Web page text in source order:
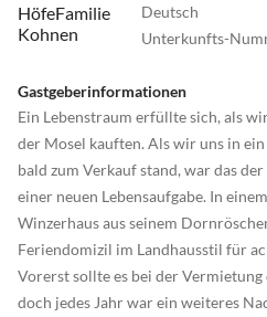
Deutsch
Unterkunfts-
Gastgeberinformationen
Ein Lebenstraum erfüllte sich, als
der Mosel kauften. Als wir uns in
bald zum Verkauf stand, war das
einer neuen Lebensaufgabe. In
Winzerhaus aus seinem
Feriendomizil im Landhausstil für
Vorerst sollte es bei der Vermietung
doch jedes Jahr war ein weiteres